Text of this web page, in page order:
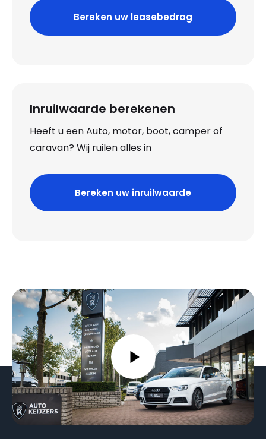
Bereken uw leasebedrag
Inruilwaarde berekenen
Heeft u een Auto, motor, boot, camper of
caravan? Wij ruilen alles in
Bereken uw inruilwaarde